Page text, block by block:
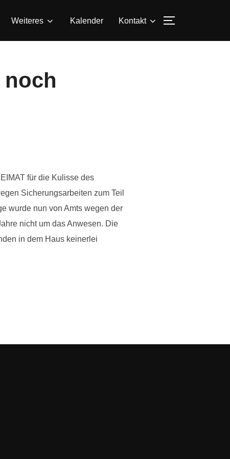
Weiteres Kalender Kontakt
für die Kulisse des
Sicherungsarbeiten zum Teil
wurde nun von Amts wegen der
nicht um das Anwesen. Die
in dem Haus keinerlei